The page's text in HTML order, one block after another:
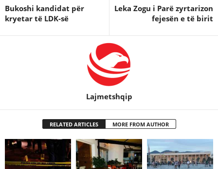
Bukoshi kandidat për
kryetar të LDK-së
Leka Zogu i Parë zyrtarizon
fejesën e të birit
Lajmetshqip
RELATED ARTICLES MORE FROM AUTHOR